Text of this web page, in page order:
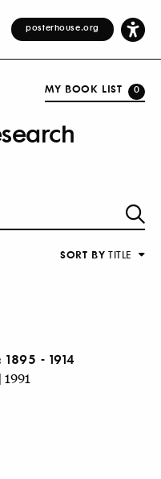
posterhouse.org
MY BOOK LIST 0
SORT BY TITLE
- 1914